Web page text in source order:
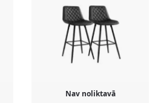
Nav noliktavā